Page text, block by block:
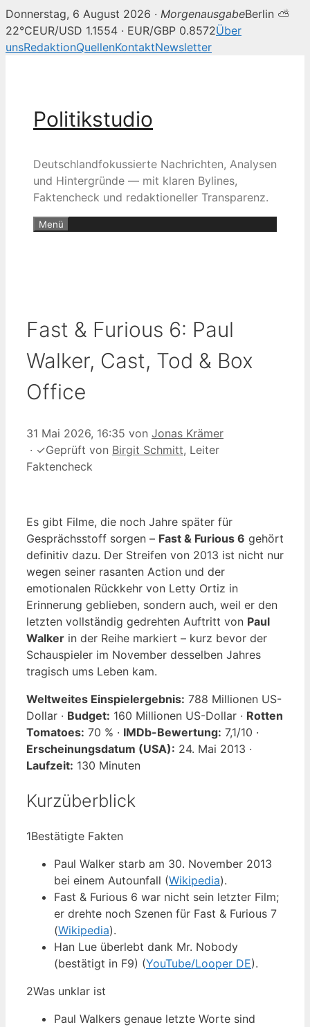
Donnerstag, 6 August 2026 · MorgenausgabeBerlin ⛅
22°CEUR/USD 1.1554 · EUR/GBP 0.8572Über
unsRedaktionQuellenKontaktNewsletter
Politikstudio
Deutschlandfokussierte Nachrichten, Analysen
und Hintergründe — mit klaren Bylines,
Faktencheck und redaktioneller Transparenz.
Menü
Fast & Furious 6: Paul
Walker, Cast, Tod & Box
Office
31 Mai 2026, 16:35 von Jonas Krämer
· ✓Geprüft von Birgit Schmitt, Leiter
Faktencheck
Es gibt Filme, die noch Jahre später für
Gesprächsstoff sorgen – Fast & Furious 6 gehört
definitiv dazu. Der Streifen von 2013 ist nicht nur
wegen seiner rasanten Action und der
emotionalen Rückkehr von Letty Ortiz in
Erinnerung geblieben, sondern auch, weil er den
letzten vollständig gedrehten Auftritt von Paul
Walker in der Reihe markiert – kurz bevor der
Schauspieler im November desselben Jahres
tragisch ums Leben kam.
Weltweites Einspielergebnis: 788 Millionen US-
Dollar · Budget: 160 Millionen US-Dollar · Rotten
Tomatoes: 70 % · IMDb-Bewertung: 7,1/10 ·
Erscheinungsdatum (USA): 24. Mai 2013 ·
Laufzeit: 130 Minuten
Kurzüberblick
1Bestätigte Fakten
Paul Walker starb am 30. November 2013
bei einem Autounfall (Wikipedia).
Fast & Furious 6 war nicht sein letzter Film;
er drehte noch Szenen für Fast & Furious 7
(Wikipedia).
Han Lue überlebt dank Mr. Nobody
(bestätigt in F9) (YouTube/Looper DE).
2Was unklar ist
Paul Walkers genaue letzte Worte sind